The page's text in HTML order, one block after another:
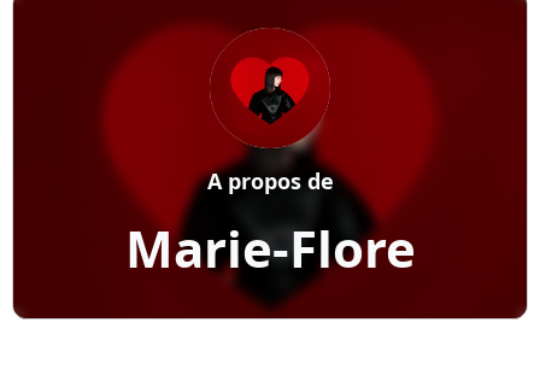
Marie-Flore
A propos de